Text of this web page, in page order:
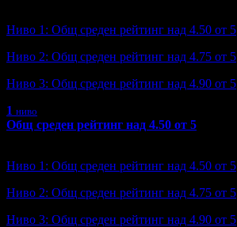
Ниво 1: Общ среден рейтинг над 4.50 от 5
Ниво 2: Общ среден рейтинг над 4.75 от 5
Ниво 3: Общ среден рейтинг над 4.90 от 5
1 ниво
Общ среден рейтинг над 4.50 от 5
Ниво 1: Общ среден рейтинг над 4.50 от 5
Ниво 2: Общ среден рейтинг над 4.75 от 5
Ниво 3: Общ среден рейтинг над 4.90 от 5